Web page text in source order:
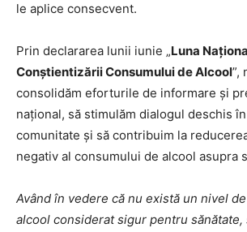
le aplice consecvent.
Prin declararea lunii iunie „Luna
Conștientizării Consumului de Alcool”,
consolidăm eforturile de informare și
național, să stimulăm dialogul deschis
comunitate și să contribuim la
negativ al consumului de alcool asupra
Având în vedere că nu există un nivel
alcool considerat sigur pentru sănătate,